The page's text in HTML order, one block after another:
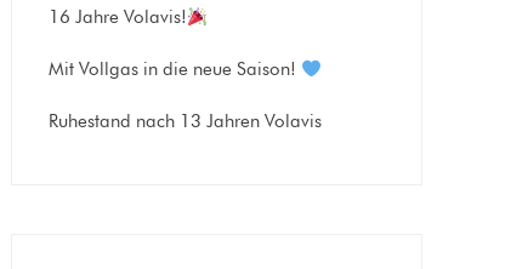
16 Jahre Volavis!
Mit Vollgas in die neue Saison!
Ruhestand nach 13 Jahren Volavis